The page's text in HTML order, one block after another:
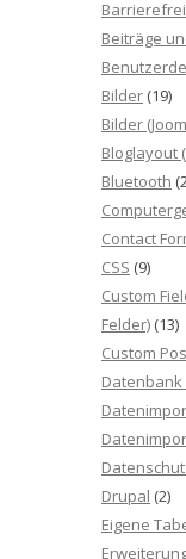
Beiträge
Bilder (19)
Bilder
Bloglayout
Bluetooth
Contact
CSS (9)
Custom
Felder) (13)
Custom
Datenbank
Drupal (2)
Eigene